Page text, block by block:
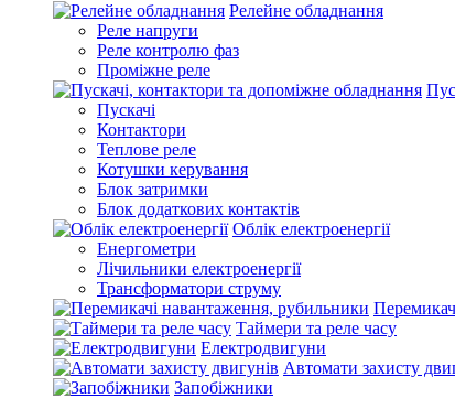
Релейне обладнання
Реле напруги
Реле контролю фаз
Проміжне реле
Пускачі
Контактори
Теплове реле
Котушки керування
Блок затримки
Блок додаткових контактів
Облік електроенергії
Енергометри
Лічильники електроенергії
Трансформатори струму
Таймери та реле часу
Електродвигуни
Автомати захисту
Запобіжники